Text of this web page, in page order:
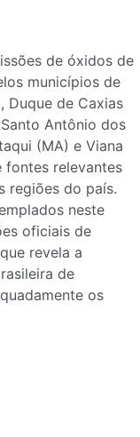
de óxidos de
municípios de
Duque de Caxias
Antônio dos
(MA) e Viana
fontes relevantes
regiões do país.
neste
oficiais de
revela a
de
os